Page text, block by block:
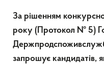
За рішенням
року (Протокол № 5)
запрошує кандидатів,